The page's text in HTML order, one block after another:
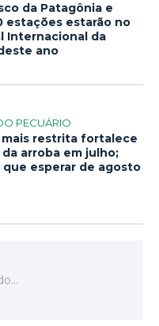
da Patagônia e
estações estarão no
Internacional da
ano
PECUÁRIO
restrita fortalece
arroba em julho;
que esperar de agosto